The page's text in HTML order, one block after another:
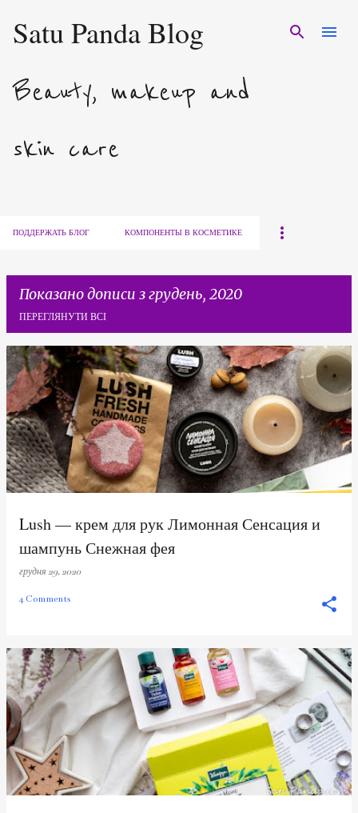
Перейти до основного вмісту
Satu Panda Blog
Beauty, makeup and
skin care
ПОДДЕРЖАТЬ БЛОГ КОМПОНЕНТЫ В КОСМЕТИКЕ
Показано дописи з грудень, 2020
ПЕРЕГЛЯНУТИ ВСІ
П
у
б
л
і
к
Lush — крем для рук Лимонная Сенсация и
шампунь Снежная фея
грудня 29, 2020
4 Comments